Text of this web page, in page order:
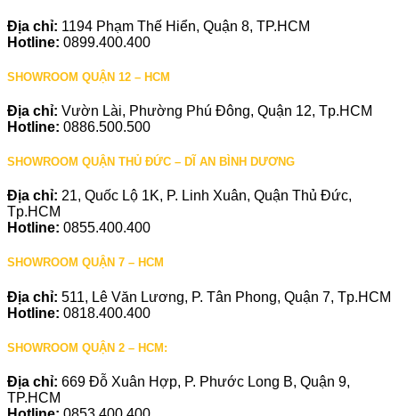
Địa chỉ: 1194 Phạm Thế Hiển, Quận 8, TP.HCM
Hotline: 0899.400.400
SHOWROOM QUẬN 12 – HCM
Địa chỉ: Vườn Lài, Phường Phú Đông, Quận 12, Tp.HCM
Hotline: 0886.500.500
SHOWROOM QUẬN THỦ ĐỨC – DĨ AN BÌNH DƯƠNG
Địa chỉ: 21, Quốc Lộ 1K, P. Linh Xuân, Quận Thủ Đức,
Tp.HCM
Hotline: 0855.400.400
SHOWROOM QUẬN 7 – HCM
Địa chỉ: 511, Lê Văn Lương, P. Tân Phong, Quận 7, Tp.HCM
Hotline: 0818.400.400
SHOWROOM QUẬN 2 – HCM:
Địa chỉ: 669 Đỗ Xuân Hợp, P. Phước Long B, Quận 9,
TP.HCM